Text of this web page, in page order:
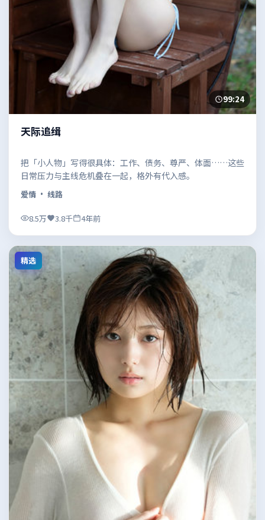
99:24
天际追缉
把「小人物」写得很具体：工作、债务、尊严、体面……这些
日常压力与主线危机叠在一起，格外有代入感。
爱情 · 线路
8.5万 3.8千 4年前
精选